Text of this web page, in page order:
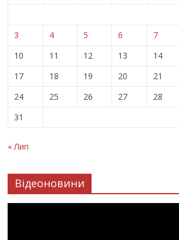
3
4 5 6 7
10
11 12 13 14
17
18 19 20 21
24
25 26 27 28
31
« Лип
Відеоновини